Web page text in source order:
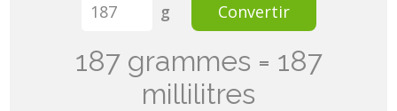
g Convertir
187 grammes = 187
millilitres